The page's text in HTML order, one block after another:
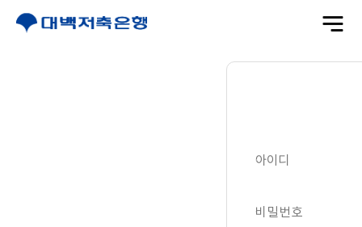
전
체
아이디
비밀번호